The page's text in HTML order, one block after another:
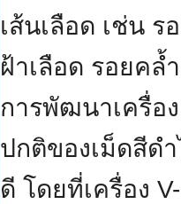
เส้นเลือด เช่น
ฝ้าเลือด รอยคล้
การพัฒนาเครื่อ
ปกติของเม็ดสีด
ดี โดยที่เครื่อง